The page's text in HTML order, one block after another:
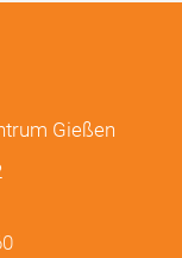
Gießen